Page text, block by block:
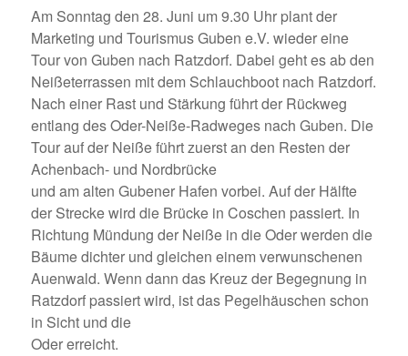
Am Sonntag den 28. Juni um 9.30 Uhr plant der
Marketing und Tourismus Guben e.V. wieder eine
Tour von Guben nach Ratzdorf. Dabei geht es ab den
Neißeterrassen mit dem Schlauchboot nach Ratzdorf.
Nach einer Rast und Stärkung führt der Rückweg
entlang des Oder-Neiße-Radweges nach Guben. Die
Tour auf der Neiße führt zuerst an den Resten der
Achenbach- und Nordbrücke
und am alten Gubener Hafen vorbei. Auf der Hälfte
der Strecke wird die Brücke in Coschen passiert. In
Richtung Mündung der Neiße in die Oder werden die
Bäume dichter und gleichen einem verwunschenen
Auenwald. Wenn dann das Kreuz der Begegnung in
Ratzdorf passiert wird, ist das Pegelhäuschen schon
in Sicht und die
Oder erreicht.